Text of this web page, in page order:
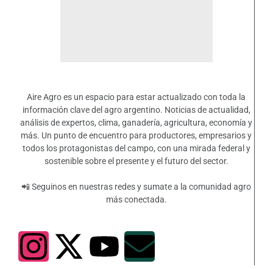
Aire Agro es un espacio para estar actualizado con toda la
información clave del agro argentino. Noticias de actualidad,
análisis de expertos, clima, ganadería, agricultura, economía y
más. Un punto de encuentro para productores, empresarios y
todos los protagonistas del campo, con una mirada federal y
sostenible sobre el presente y el futuro del sector.
📲 Seguinos en nuestras redes y sumate a la comunidad agro
más conectada.